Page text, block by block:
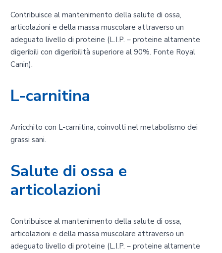
Contribuisce al mantenimento della salute di ossa,
articolazioni e della massa muscolare attraverso un
adeguato livello di proteine (L.I.P. – proteine altamente
digeribili con digeribilità superiore al 90%. Fonte Royal
Canin).
L-carnitina
Arricchito con L-carnitina, coinvolti nel metabolismo dei
grassi sani.
Salute di ossa e
articolazioni
Contribuisce al mantenimento della salute di ossa,
articolazioni e della massa muscolare attraverso un
adeguato livello di proteine (L.I.P. – proteine altamente